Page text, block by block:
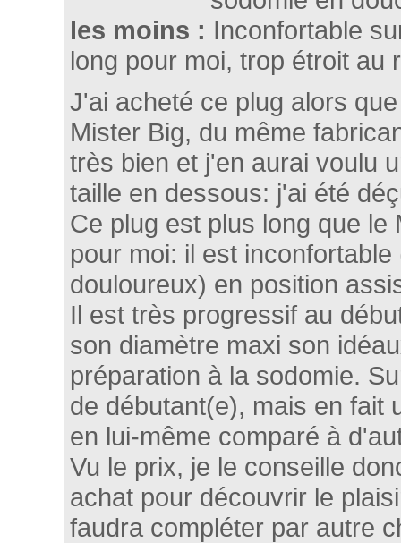
les moins : Inconfortable
long pour moi, trop étroit au
J'ai acheté ce plug alors
Mister Big, du même
très bien et j'en aurai voulu
taille en dessous: j'ai été
Ce plug est plus long que le
pour moi: il est inconfortable
douloureux) en position
Il est très progressif au
son diamètre maxi son
préparation à la sodomie.
de débutant(e), mais en fait
en lui-même comparé à
Vu le prix, je le conseille
achat pour découvrir le
faudra compléter par autre